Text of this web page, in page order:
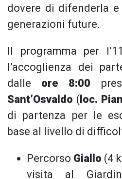
dovere di difenderla
generazioni future.
Il programma per
l’accoglienza dei
dalle ore 8:00
Sant’Osvaldo ( loc.
di partenza per le
base al livello di
Percorso Giallo (4
visita al